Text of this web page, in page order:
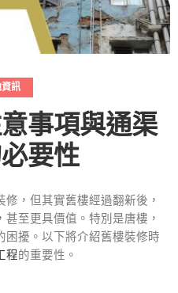
訊
事項與通渠
要性
，但其實舊樓經過翻新後，
至更具價值。特別是唐樓，
困擾。以下將介紹舊樓裝修時
程的重要性。